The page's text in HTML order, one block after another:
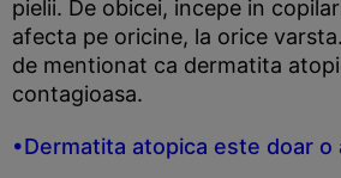
pielii. De obicei, incepe in
afecta pe oricine, la orice
de mentionat ca dermatita
contagioasa.
•Dermatita atopica este doar o